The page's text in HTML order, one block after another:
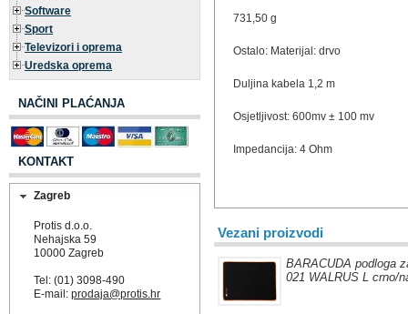
Software
Sport
Televizori i oprema
Uredska oprema
NAČINI PLAĆANJA
KONTAKT
Zagreb
Protis d.o.o.
Nehajska 59
10000 Zagreb
Tel: (01) 3098-490
E-mail:prodaja@protis.hr
731,50 g
Ostalo: Materijal: drvo
Duljina kabela 1,2 m
Osjetljivost: 600mv ± 100 mv
Impedancija: 4 Ohm
Vezani proizvodi
BARACUDA podloga
021 WALRUS L crno/